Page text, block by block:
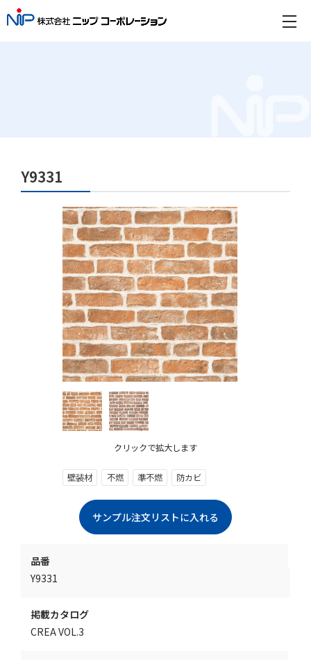
Y9331
クリックで拡大します
壁装材 不燃 準不燃 防カビ
品番
Y9331
掲載カタログ
CREA VOL.3